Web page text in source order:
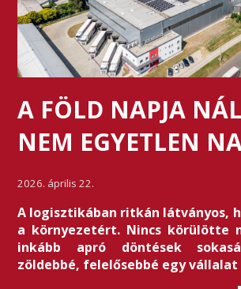
A FÖLD NAPJA
NEM EGYETLEN
2026. április 22.
A logisztikában ritkán látványos,
a környezetért. Nincs körülötte
inkább apró döntések
zöldebbé, felelősebbé egy vállalat